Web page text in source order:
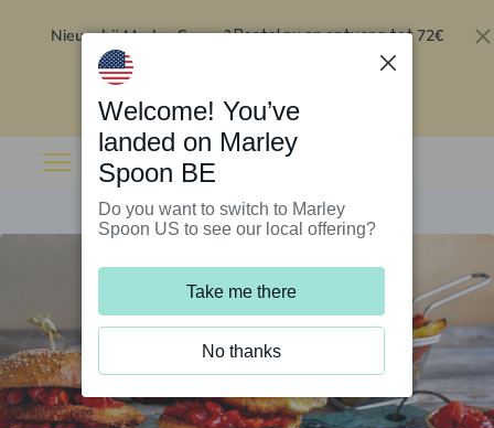
Nieuw bij Marley Spoon?Bestel nu en ontvang tot 72€
Welcome! You’ve
landed on Marley
Spoon BE
Do you want to switch to Marley
Spoon US to see our local offering?
Take me there
No thanks